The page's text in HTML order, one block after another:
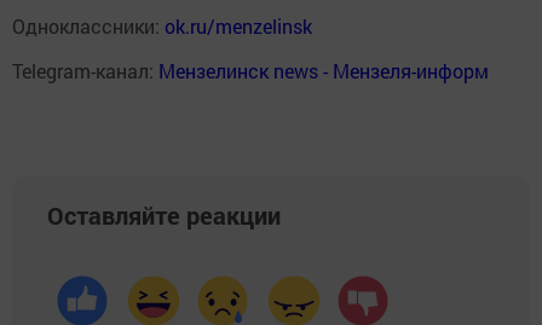
Одноклассники: ok.ru/menzelinsk
Telegram-канал: Мензелинск news - Мензеля-информ
Оставляйте реакции